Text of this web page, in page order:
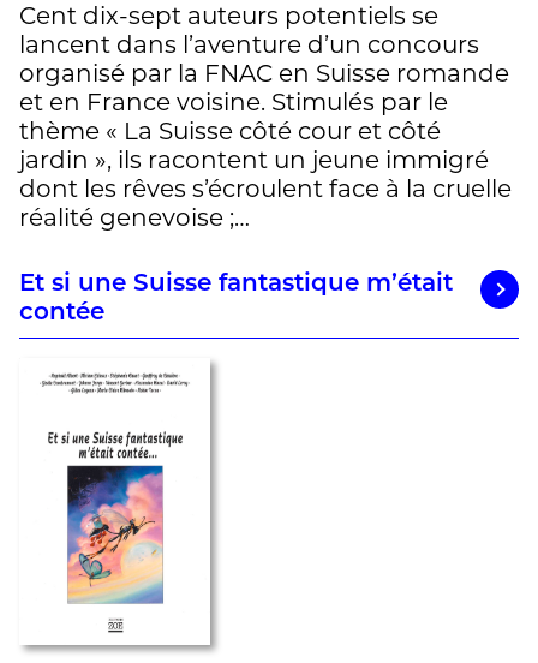
Cent dix-sept auteurs potentiels se
lancent dans l’aventure d’un concours
organisé par la FNAC en Suisse romande
et en France voisine. Stimulés par le
thème « La Suisse côté cour et côté
jardin », ils racontent un jeune immigré
dont les rêves s’écroulent face à la cruelle
réalité genevoise ;…
Et si une Suisse fantastique m’était
contée